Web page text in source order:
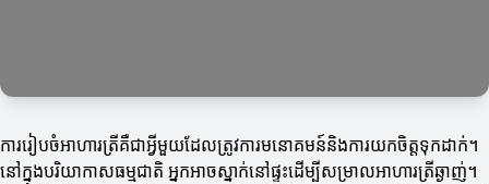
ការរៀបចំអាហារត្រីគឺជាអ្វីមួយដែលត្រូវការមនោគមន៍និងការយកចិត្តទុកដាក់។
នៅក្នុងបរិយាកាសធម្មជាតិ អ្នកអាចស្នាក់នៅផ្ទះដើម្បីសម្រាលអាហារត្រីឆ្ងាញ់។